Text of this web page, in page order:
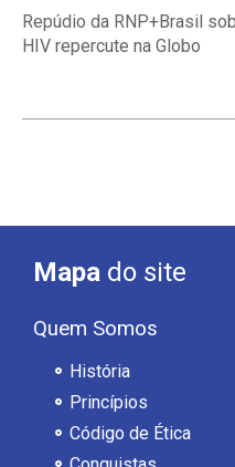
Repúdio da RNP+Brasil
HIV repercute na Globo
Mapa do site
Quem Somos
História
Princípios
Código de Ética